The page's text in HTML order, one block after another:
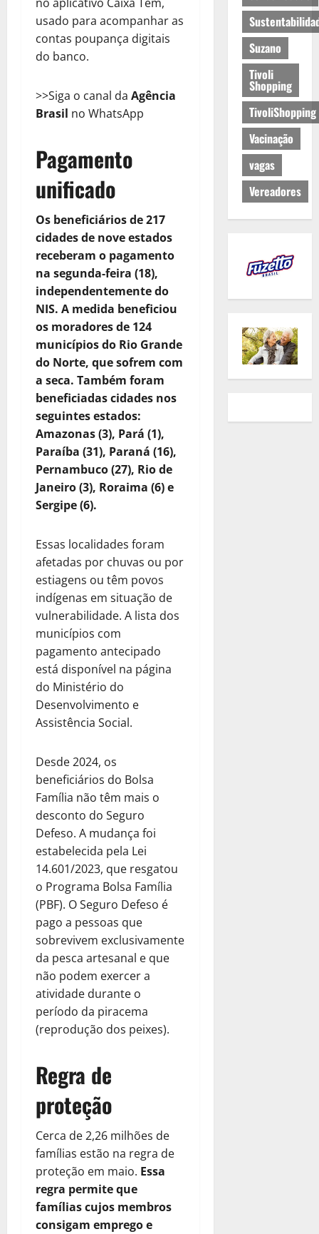
usado para acompanhar as
contas poupança digitais
do banco.
>>Siga o canal da Agência
Brasil no WhatsApp
Pagamento
unificado
Os beneficiários de 217
cidades de nove estados
receberam o pagamento
na segunda-feira (18),
independentemente do
NIS. A medida beneficiou
os moradores de 124
municípios do Rio Grande
do Norte, que sofrem com
a seca. Também foram
beneficiadas cidades nos
seguintes estados:
Amazonas (3), Pará (1),
Paraíba (31), Paraná (16),
Pernambuco (27), Rio de
Janeiro (3), Roraima (6) e
Sergipe (6).
Essas localidades foram
afetadas por chuvas ou por
estiagens ou têm povos
indígenas em situação de
vulnerabilidade. A lista dos
municípios com
pagamento antecipado
está disponível na página
do Ministério do
Desenvolvimento e
Assistência Social.
Desde 2024, os
beneficiários do Bolsa
Família não têm mais o
desconto do Seguro
Defeso. A mudança foi
estabelecida pela Lei
14.601/2023, que resgatou
o Programa Bolsa Família
(PBF). O Seguro Defeso é
pago a pessoas que
sobrevivem exclusivamente
da pesca artesanal e que
não podem exercer a
atividade durante o
período da piracema
(reprodução dos peixes).
Regra de
proteção
Cerca de 2,26 milhões de
famílias estão na regra de
proteção em maio. Essa
regra permite que
famílias cujos membros
consigam emprego e
Suzano
Tivoli
Shopping
TivoliShopping
Vacinação
vagas
Vereadores